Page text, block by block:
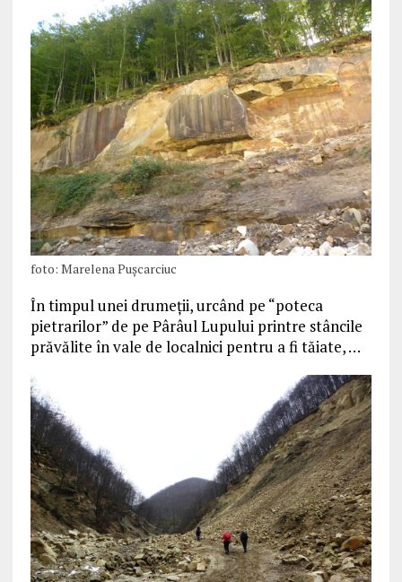
foto: Marelena Puşcarciuc
În timpul unei drumeţii, urcând pe “poteca
pietrarilor” de pe Pârâul Lupului printre stâncile
prăvălite în vale de localnici pentru a fi tăiate, …